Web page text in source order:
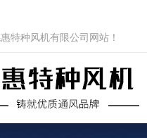
特种风机有限公司网站！